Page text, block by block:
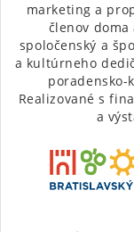
marketing a
členov
spoločenský a
a kultúrneho
poradensko-
Realizované s
a